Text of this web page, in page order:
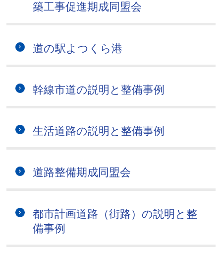
築工事促進期成同盟会
道の駅よつくら港
幹線市道の説明と整備事例
生活道路の説明と整備事例
道路整備期成同盟会
都市計画道路（街路）の説明と整
備事例